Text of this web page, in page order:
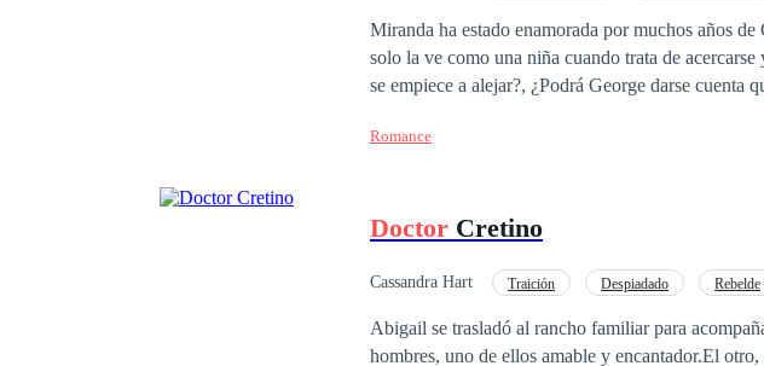
Miranda ha estado enamorada por muchos años
solo la ve como una niña cuando trata de
se empiece a alejar?, ¿Podrá George darse cuenta
Romance
Doctor Cretino
Cassandra Hart Traición Despiadado Rebelde
Abigail se trasladó al rancho familiar para
hombres, uno de ellos amable y encantador.El otro, Edward Carter...un